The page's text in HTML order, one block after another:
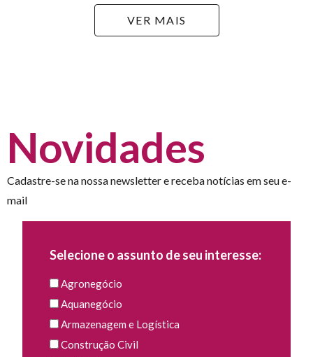
VER MAIS
Novidades
Cadastre-se na nossa newsletter e receba notícias em seu e-
mail
Selecione o assunto de seu interesse:
Agronegócio
Aquanegócio
Armazenagem e Logística
Construção Civil